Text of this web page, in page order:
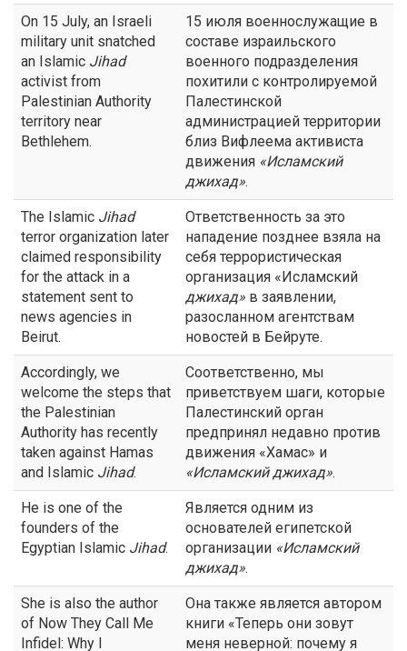
On 15 July, an Israeli
military unit snatched
an Islamic Jihad
activist from
Palestinian Authority
territory near
Bethlehem.
15 июля военнослужащие в
составе израильского
военного подразделения
похитили с контролируемой
Палестинской
администрацией территории
близ Вифлеема активиста
движения «Исламский
джихад».
The Islamic Jihad
terror organization later
claimed responsibility
for the attack in a
statement sent to
news agencies in
Beirut.
Ответственность за это
нападение позднее взяла на
себя террористическая
организация «Исламский
джихад» в заявлении,
разосланном агентствам
новостей в Бейруте.
Accordingly, we
welcome the steps that
the Palestinian
Authority has recently
taken against Hamas
and Islamic Jihad.
Соответственно, мы
приветствуем шаги, которые
Палестинский орган
предпринял недавно против
движения «Хамас» и
«Исламскийджихад».
He is one of the
founders of the
Egyptian Islamic Jihad.
Является одним из
основателей египетской
организации «Исламский
джихад».
She is also the author
of Now They Call Me
Infidel: Why I
Она также является автором
книги «Теперь они зовут
меня неверной: почему я